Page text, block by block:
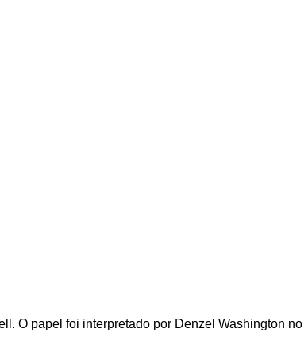
O papel foi interpretado por Denzel Washington no